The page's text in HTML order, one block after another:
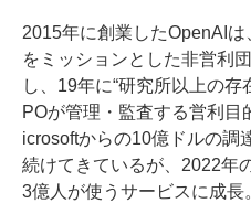
2015年に創業したOpenAI
をミッションとした非営利
し、19年に“研究所以上の存
POが管理・監査する営利目
icrosoftからの10億ドルの調
続けてきているが、2022年
3億人が使うサービスに成